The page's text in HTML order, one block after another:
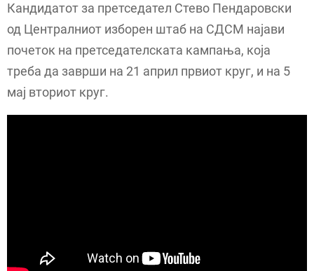
Кандидатот за претседател Стево Пендаровски
од Централниот изборен штаб на СДСМ најави
почеток на претседателската кампања, која
треба да заврши на 21 април првиот круг, и на 5
мај вториот круг.